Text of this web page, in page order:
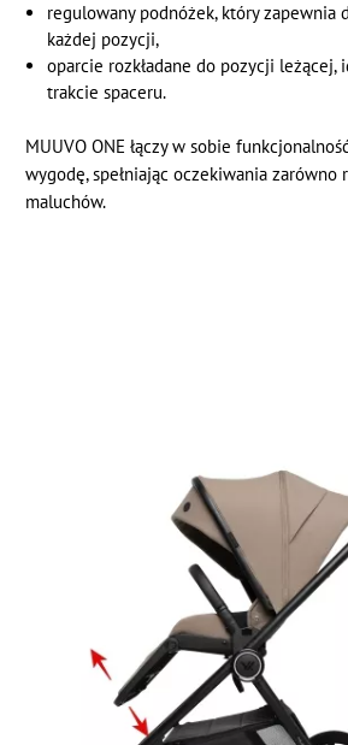
regulowany podnóżek, który zapewnia
każdej pozycji,
oparcie rozkładane do pozycji leżącej,
trakcie spaceru.
MUUVO ONE łączy w sobie
wygodę, spełniając oczekiwania zarówno
maluchów.